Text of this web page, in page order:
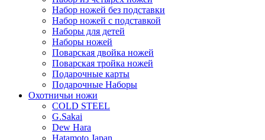
Набор ножей без подставки
Набор ножей с подставкой
Наборы для детей
Наборы ножей
Поварская двойка ножей
Поварская тройка ножей
Подарочные карты
Подарочные Наборы
Охотничьи ножи
COLD STEEL
G.Sakai
Dew Hara
Hatamoto Japan